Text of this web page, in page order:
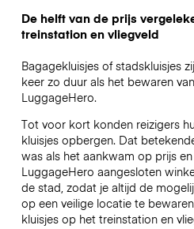
De helft van de prijs
treinstation en vliegveld
Bagagekluisjes of stadskluisjes
keer zo duur als het bewaren
LuggageHero.
Tot voor kort konden reizigers
kluisjes opbergen. Dat
was als het aankwam op prijs
LuggageHero aangesloten
de stad, zodat je altijd de
op een veilige locatie te
kluisjes op het treinstation en